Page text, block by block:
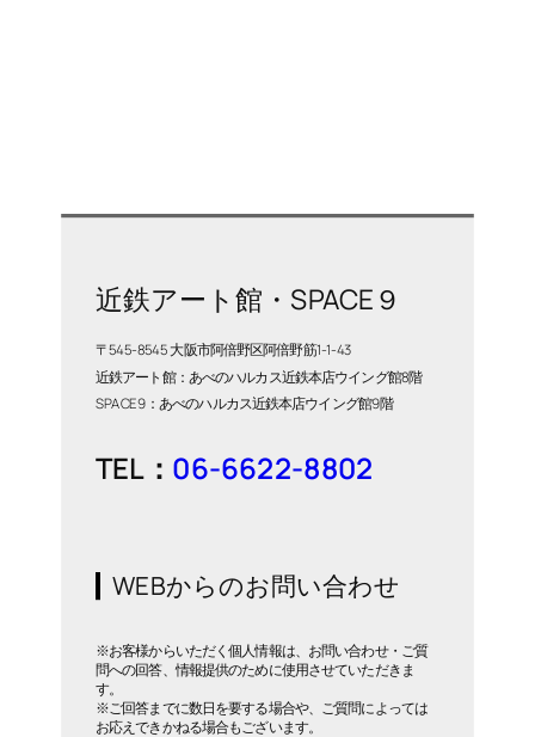
近鉄アート館・SPACE９
〒545-8545 大阪市阿倍野区阿倍野筋1-1-43
近鉄アート館：あべのハルカス近鉄本店ウイング館8階
SPACE9：あべのハルカス近鉄本店ウイング館9階
TEL： 06-6622-8802
WEBからのお問い合わせ
※お客様からいただく個人情報は、お問い合わせ・ご質
問への回答、情報提供のために使用させていただきま
す。
※ご回答までに数日を要する場合や、ご質問によっては
お応えできかねる場合もございます。